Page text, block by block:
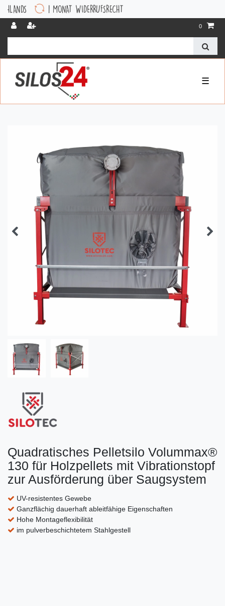
1 MONAT WIDERRUFSRECHT
0
☰
Quadratisches Pelletsilo Volummax®
130 für Holzpellets mit Vibrationstopf
zur Ausförderung über Saugsystem
UV-resistentes Gewebe
Ganzflächig dauerhaft ableitfähige Eigenschaften
Hohe Montageflexibilität
im pulverbeschichtetem Stahlgestell